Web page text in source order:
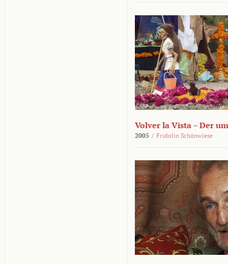
Volver la Vista – Der
2005 / Fridolin Schönwiese